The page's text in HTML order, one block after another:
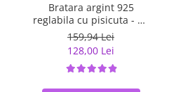
Bratara argint 925
reglabila cu pisicuta - Be
Nature BST0040
159,94 Lei
128,00 Lei